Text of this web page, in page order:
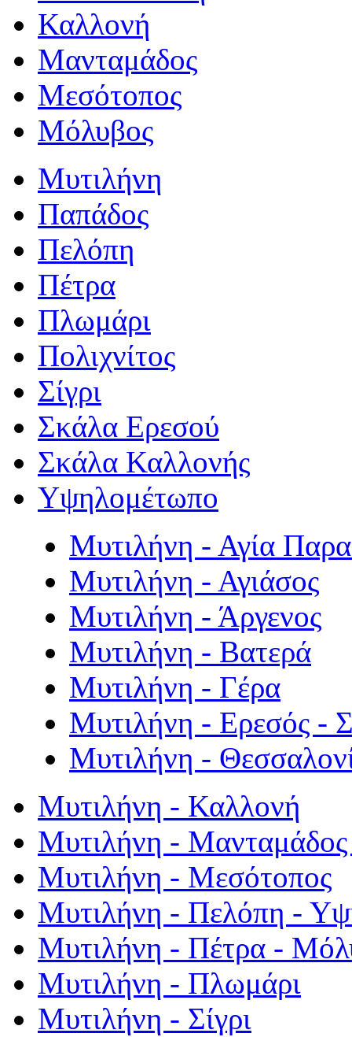
Καλλονή
Μανταμάδος
Μεσότοπος
Μόλυβος
Μυτιλήνη
Παπάδος
Πελόπη
Πέτρα
Πλωμάρι
Πολιχνίτος
Σίγρι
Σκάλα Ερεσού
Σκάλα Καλλονής
Υψηλομέτωπο
Μυτιλήνη - Αγία
Μυτιλήνη - Αγιάσος
Μυτιλήνη - Άργενος
Μυτιλήνη - Βατερά
Μυτιλήνη - Γέρα
Μυτιλήνη - Ερεσός -
Μυτιλήνη -
Μυτιλήνη - Καλλονή
Μυτιλήνη - Μανταμάδος
Μυτιλήνη - Μεσότοπος
Μυτιλήνη - Πελόπη -
Μυτιλήνη - Πέτρα -
Μυτιλήνη - Πλωμάρι
Μυτιλήνη - Σίγρι